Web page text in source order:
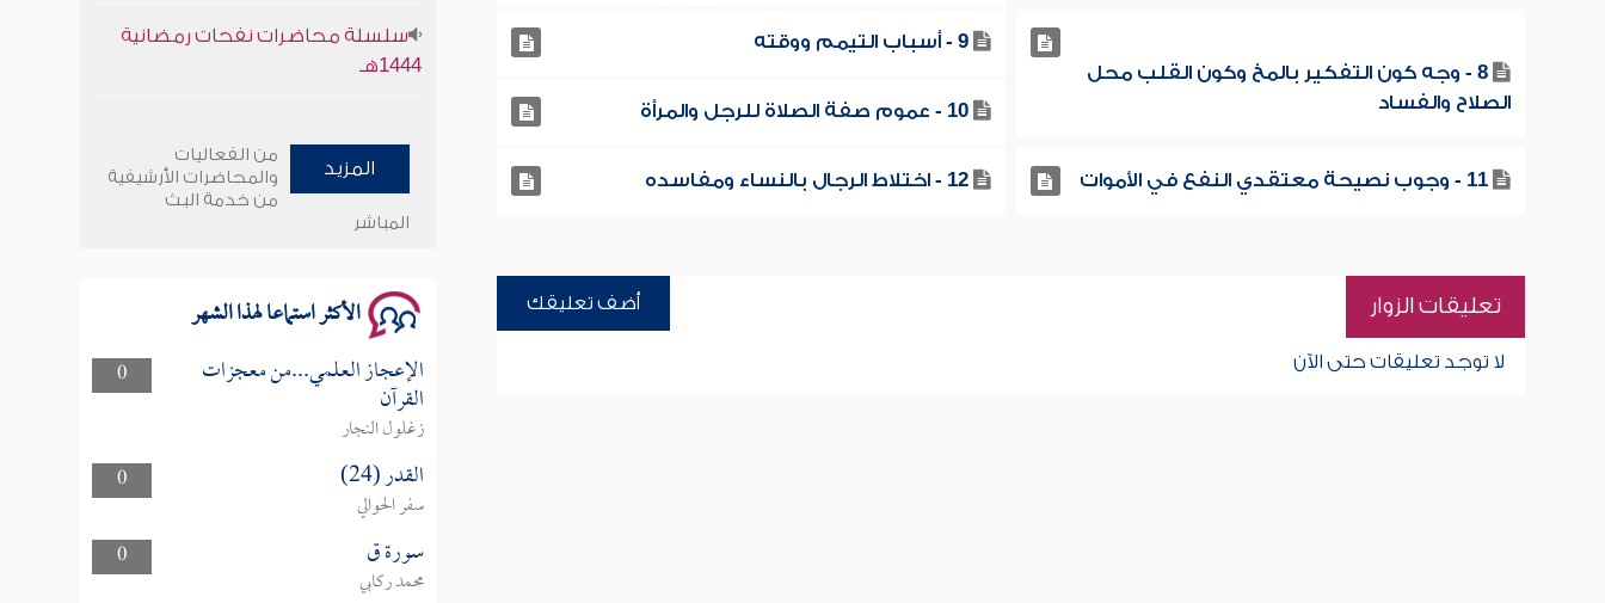
8 - وجه كون التفكير بالمخ وكون القلب محل
الصلاح والفساد
9 - أسباب التيمم ووقته
10 - عموم صفة الصلاة للرجل والمرأة
11 - وجوب نصيحة معتقدي النفع في الأموات 12 - اختلاط الرجال بالنساء ومفاسده
تعليقات الزوار أضف تعليقك
لا توجد تعليقات حتى الآن
1444هـ
وأمنهم من خوف 9
المزيد
من الفعاليات
والمحاضرات الأرشيفية
من خدمة البث
المباشر
الأكثر استماعا لهذا الشهر
0 الإعجاز العلمي...من معجزات
القرآن
زغلول النجار
0
القدر (24)
سفر الحوالي
0
سورة ق
محمد ركابي